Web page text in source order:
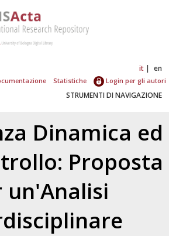
it en
Statistiche Login per gli autori
STRUMENTI DI NAVIGAZIONE
Dinamica ed
Proposta
un'Analisi